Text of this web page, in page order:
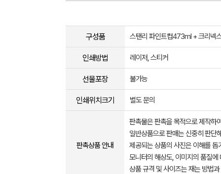
구성품 스탠리 파인트컵473ml + 크리넥
인쇄방법 레이저, 스티커
선물포장 불가능
인쇄위치크기 별도 문의
판촉상품 안내
판촉물은 판촉을 목적으로 제작하
일반상품으로 판매는 신중히 판단
제공되는 상품의 사진은 이해를
모니터의 해상도, 이미지의 품질
상품 규격 및 사이즈는 재는 방법